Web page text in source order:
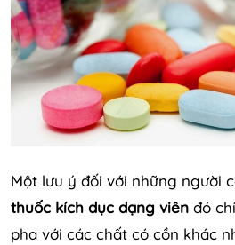
Một lưu ý đối với những người
thuốc kích dục dạng viên đó
pha với các chất có cồn khác